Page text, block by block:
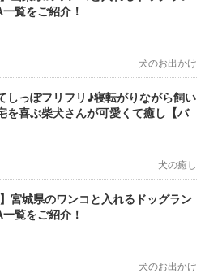
覧をご紹介！
犬のお出かけ
しっぽフリフリ♪寝転がりながら飼い
を喜ぶ柴犬さんが可愛くて癒し【バ
犬の癒し
宮城県のワンコと入れるドッグラン
覧をご紹介！
犬のお出かけ